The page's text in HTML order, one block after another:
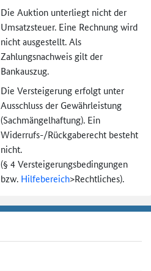
Die Auktion unterliegt nicht der
Umsatzsteuer. Eine Rechnung wird
nicht ausgestellt. Als
Zahlungsnachweis gilt der
Bankauszug.
Die Versteigerung erfolgt unter
Ausschluss der Gewährleistung
(Sachmängel­haftung). Ein
Widerrufs-/Rückgaberecht besteht
nicht.
(§ 4 Versteigerungs­bedingungen
bzw. Hilfebereich>Rechtliches).